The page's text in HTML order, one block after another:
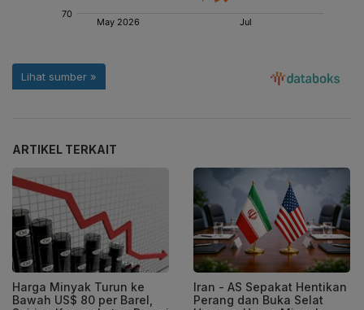
ARTIKEL TERKAIT
Harga Minyak Turun ke
Bawah US$ 80 per Barel,
Iran - AS Sepakat Hentikan
Perang dan Buka Selat